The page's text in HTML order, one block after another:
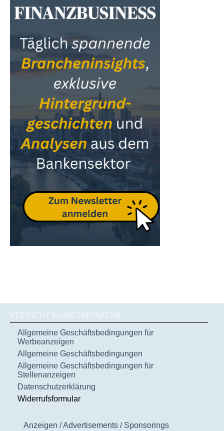
VERSICHERUNGSMONITOR
Allgemeine Geschäftsbedingungen für
Werbeanzeigen
Allgemeine Geschäftsbedingungen
Allgemeine Geschäftsbedingungen für
Stellenanzeigen
Datenschutzerklärung
Widerrufsformular
Anzeigen / Advertisements / Sponsorings